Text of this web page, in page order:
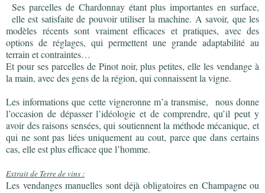
Ses parcelles de Chardonnay étant plus importantes en surface,
elle est satisfaite de pouvoir utiliser la machine. A savoir, que les
modèles récents sont vraiment efficaces et pratiques, avec des
options de réglages, qui permettent une grande adaptabilité au
terrain et contraintes…
Et pour ses parcelles de Pinot noir, plus petites, elle les vendange à
la main, avec des gens de la région, qui connaissent la vigne.
Les informations que cette vigneronne m’a transmise, nous donne
l’occasion de dépasser l’idéologie et de comprendre, qu’il peut y
avoir des raisons sensées, qui soutiennent la méthode mécanique, et
qui ne sont pas liées uniquement au cout, parce que dans certains
cas, elle est plus efficace que l’homme.
Extrait de Terre de vins :
Les vendanges manuelles sont déjà obligatoires en Champagne ou